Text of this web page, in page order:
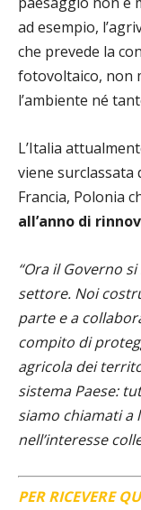
ad esempio,
che prevede la
fotovoltaico, non
l’ambiente né
L’Italia
viene surclassata
Francia, Polonia
all’anno di
“Ora il Governo
settore. Noi
parte e a
compito di
agricola dei
sistema Paese:
siamo chiamati a
nell’interesse
PER RICEVERE